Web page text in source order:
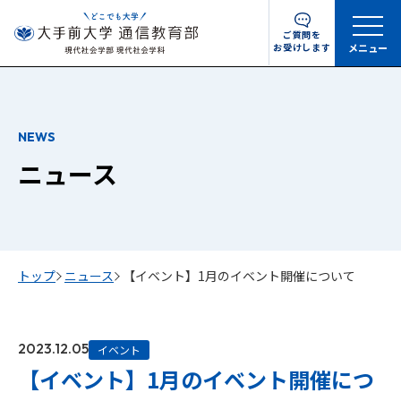
ご質問を
お受けします
メニュー
NEWS
ニュース
トップ ニュース 【イベント】1月のイベント開催について
2023.12.05 イベント
【イベント】1月のイベント開催につ